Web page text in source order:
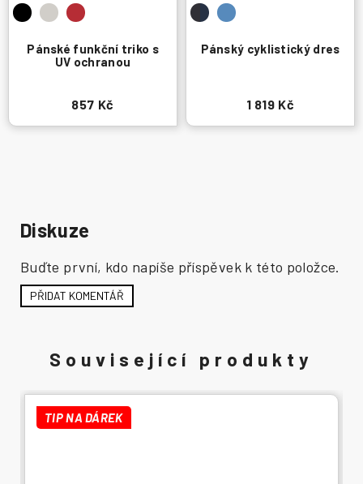
TIP NA DÁREK
Pánské funkční triko s
UV ochranou
857 Kč
Pánský cyklistický dres
1 819 Kč
Diskuze
Buďte první, kdo napíše příspěvek k této položce.
PŘIDAT KOMENTÁŘ